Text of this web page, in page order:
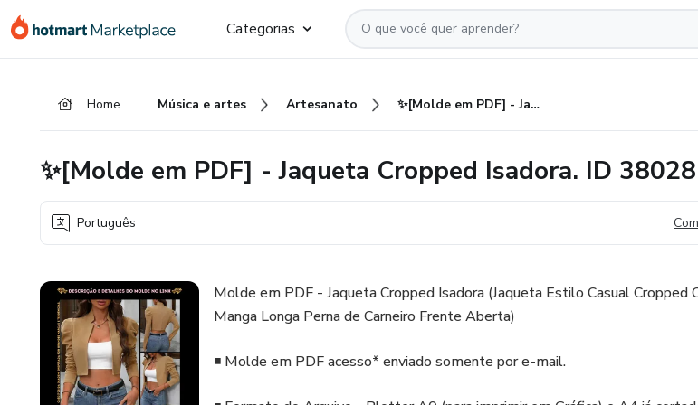
para
para
para
Categorias
Home Música e artes Artesanato ✨[Molde em PDF] - Jaqueta Cropped Isadora. ID 3802819
✨[Molde em PDF] - Jaqueta Cropped Isadora. ID
Português
Molde em PDF - Jaqueta Cropped Isadora (Jaqueta Estilo Casual Cropped
Manga Longa Perna de Carneiro Frente Aberta)
◾️ Molde em PDF acesso* enviado somente por e-mail.⁣⁣